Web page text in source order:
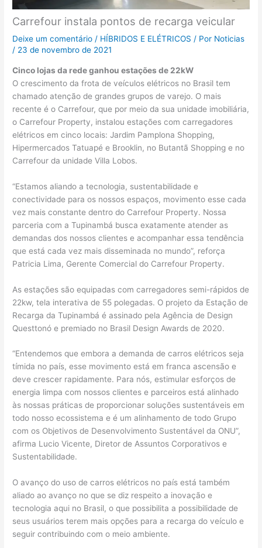
Carrefour instala pontos de recarga veicular
Deixe um comentário / HÍBRIDOS E ELÉTRICOS / Por Noticias
/ 23 de novembro de 2021
Cinco lojas da rede ganhou estações de 22kW
O crescimento da frota de veículos elétricos no Brasil tem
chamado atenção de grandes grupos de varejo. O mais
recente é o Carrefour, que por meio da sua unidade imobiliária,
o Carrefour Property, instalou estações com carregadores
elétricos em cinco locais: Jardim Pamplona Shopping,
Hipermercados Tatuapé e Brooklin, no Butantã Shopping e no
Carrefour da unidade Villa Lobos.
“Estamos aliando a tecnologia, sustentabilidade e
conectividade para os nossos espaços, movimento esse cada
vez mais constante dentro do Carrefour Property. Nossa
parceria com a Tupinambá busca exatamente atender as
demandas dos nossos clientes e acompanhar essa tendência
que está cada vez mais disseminada no mundo”, reforça
Patricia Lima, Gerente Comercial do Carrefour Property.
As estações são equipadas com carregadores semi-rápidos de
22kw, tela interativa de 55 polegadas. O projeto da Estação de
Recarga da Tupinambá é assinado pela Agência de Design
Questtonó e premiado no Brasil Design Awards de 2020.
“Entendemos que embora a demanda de carros elétricos seja
tímida no país, esse movimento está em franca ascensão e
deve crescer rapidamente. Para nós, estimular esforços de
energia limpa com nossos clientes e parceiros está alinhado
às nossas práticas de proporcionar soluções sustentáveis em
todo nosso ecossistema e é um alinhamento de todo Grupo
com os Objetivos de Desenvolvimento Sustentável da ONU”,
afirma Lucio Vicente, Diretor de Assuntos Corporativos e
Sustentabilidade.
O avanço do uso de carros elétricos no país está também
aliado ao avanço no que se diz respeito a inovação e
tecnologia aqui no Brasil, o que possibilita a possibilidade de
seus usuários terem mais opções para a recarga do veículo e
seguir contribuindo com o meio ambiente.